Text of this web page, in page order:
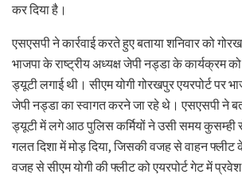
कर दिया है।
एसएसपी ने कार्रवाई करते हुए बताया शनिवार को
भाजपा के राष्ट्रीय अध्यक्ष जेपी नड्डा के कार्यक्रम
ड्यूटी लगाई थी। सीएम योगी गोरखपुर एयरपोर्ट पर
जेपी नड्डा का स्वागत करने जा रहे थे। एसएसपी ने
ड्यूटी में लगे आठ पुलिस कर्मियों ने उसी समय कुसम्ही
गलत दिशा में मोड़ दिया, जिसकी वजह से वाहन
वजह से सीएम योगी की फ्लीट को एयरपोर्ट गेट में